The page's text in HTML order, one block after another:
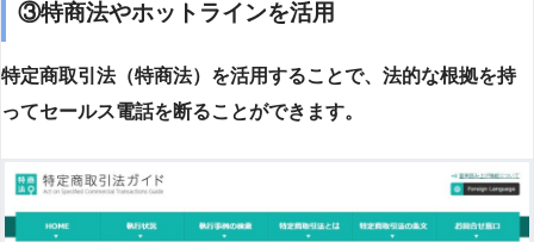
③特商法やホットラインを活用
特定商取引法（特商法）を活用することで、法的な根拠を持
ってセールス電話を断ることができます。